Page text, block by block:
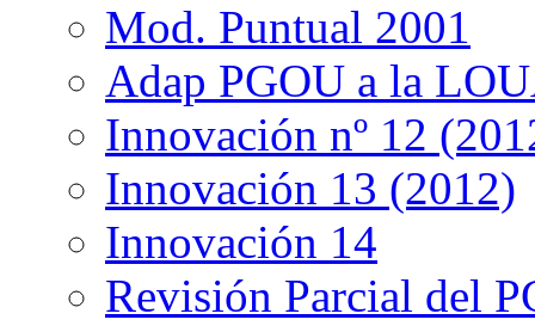
Mod. Puntual 2001
Adap PGOU a la
Innovación nº 12
Innovación 13 (2012)
Innovación 14
Revisión Parcial del